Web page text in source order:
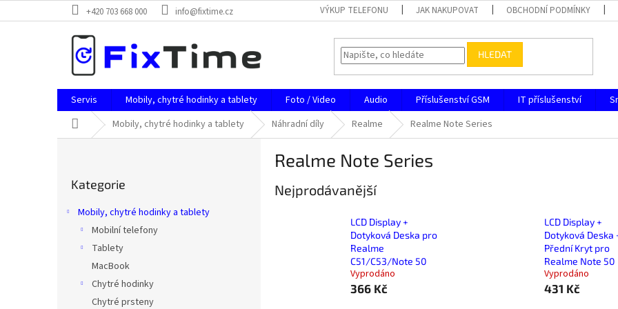
na
+420 703 668 000 info@fixtime.cz VÝKUP TELEFONU JAK NAKUPOVAT OBCHODNÍ PODMÍNKY
HLEDAT
Servis Mobily, chytré hodinky a tablety Foto / Video Audio Příslušenství GSM IT příslušenství
Domů Mobily, chytré hodinky a tablety Náhradní díly Realme Realme Note Series
kategorie
Kategorie
Mobily, chytré hodinky a tablety
Mobilní telefony
Tablety
MacBook
Chytré hodinky
Chytré prsteny
Realme Note Series
Nejprodávanější
LCD Display +
Dotyková Deska pro
Realme
C51/C53/Note 50
Vyprodáno
366 Kč
LCD Display +
Dotyková Deska
Přední Kryt pro
Realme Note 50
Vyprodáno
431 Kč